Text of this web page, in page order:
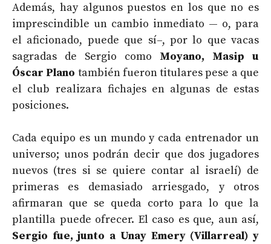
Además, hay algunos puestos en los que no es
imprescindible un cambio inmediato — o, para
el aficionado, puede que sí–, por lo que vacas
sagradas de Sergio como Moyano, Masip u
Óscar Plano también fueron titulares pese a que
el club realizara fichajes en algunas de estas
posiciones.
Cada equipo es un mundo y cada entrenador un
universo; unos podrán decir que dos jugadores
nuevos (tres si se quiere contar al israelí) de
primeras es demasiado arriesgado, y otros
afirmaran que se queda corto para lo que la
plantilla puede ofrecer. El caso es que, aun así,
Sergio fue, junto a Unay Emery (Villarreal) y